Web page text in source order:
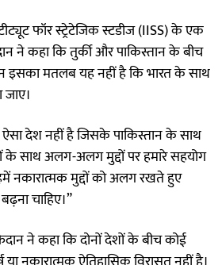
फॉर स्ट्रेटेजिक स्टडीज (IISS) के एक
ने कहा कि तुर्की और पाकिस्तान के बीच
इसका मतलब यह नहीं है कि भारत के साथ
ऐसा देश नहीं है जिसके पाकिस्तान के साथ
के साथ अलग-अलग मुद्दों पर हमारे सहयोग
नकारात्मक मुद्दों को अलग रखते हुए
चाहिए।”
ने कहा कि दोनों देशों के बीच कोई